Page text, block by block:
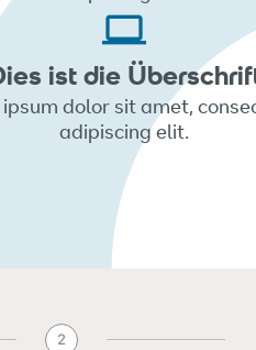
ist die
ipsum dolor sit amet,
adipiscing elit.
2